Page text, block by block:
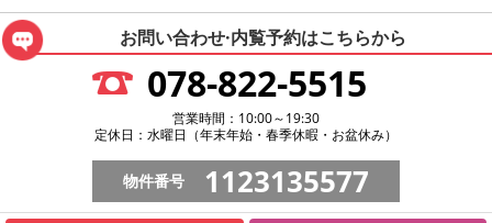
お問い合わせ·内覧予約はこちらから
078-822-5515
営業時間：10:00～19:30
定休日：水曜日（年末年始・春季休暇・お盆休み）
物件番号 1123135577